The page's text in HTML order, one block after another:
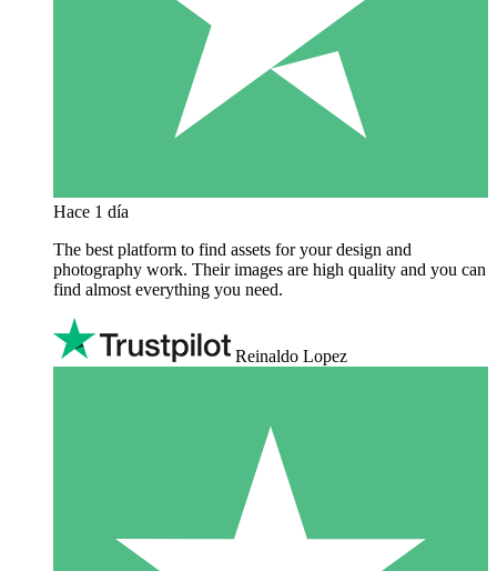
Hace 1 día
The best platform to find assets for your design and
photography work. Their images are high quality and you can
find almost everything you need.
Reinaldo Lopez